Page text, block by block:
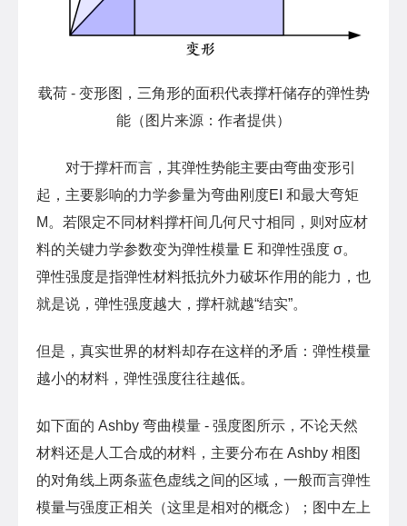
载荷 - 变形图，三角形的面积代表撑杆储存的弹性势
能（图片来源：作者提供）
对于撑杆而言，其弹性势能主要由弯曲变形引
起，主要影响的力学参量为弯曲刚度EI 和最大弯矩
M。若限定不同材料撑杆间几何尺寸相同，则对应材
料的关键力学参数变为弹性模量 E 和弹性强度 σ。
弹性强度是指弹性材料抵抗外力破坏作用的能力，也
就是说，弹性强度越大，撑杆就越“结实”。
但是，真实世界的材料却存在这样的矛盾：弹性模量
越小的材料，弹性强度往往越低。
如下面的 Ashby 弯曲模量 - 强度图所示，不论天然
材料还是人工合成的材料，主要分布在 Ashby 相图
的对角线上两条蓝色虚线之间的区域，一般而言弹性
模量与强度正相关（这里是相对的概念）；图中左上